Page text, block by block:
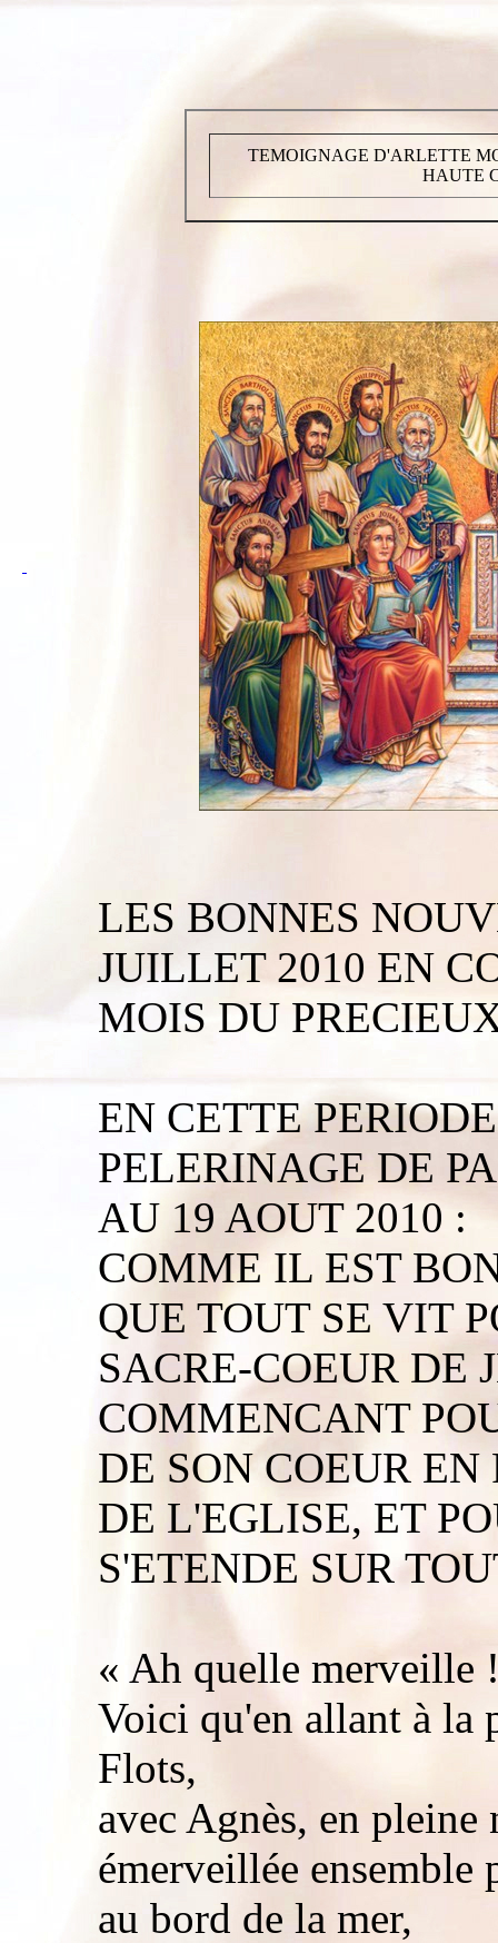
TEMOIGNAGE D'ARLETTE
HAUTE
LES BONNES
JUILLET 2010 EN
MOIS DU
EN CETTE
PELERINAGE DE
AU 19 AOUT 2010 :
COMME IL EST
QUE TOUT SE VIT
SACRE-COEUR DE
COMMENCANT
DE SON COEUR
DE L'EGLISE, ET
S'ETENDE SUR
« Ah quelle merveille
Voici qu'en allant à la
Flots,
avec Agnès, en pleine
émerveillée ensemble
au bord de la mer,